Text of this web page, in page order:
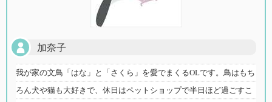
加奈子
我が家の文鳥「はな」と「さくら」を愛でまくるOLです。鳥はもち
ろん犬や猫も大好きで、休日はペットショップで半日ほど過ごすこ